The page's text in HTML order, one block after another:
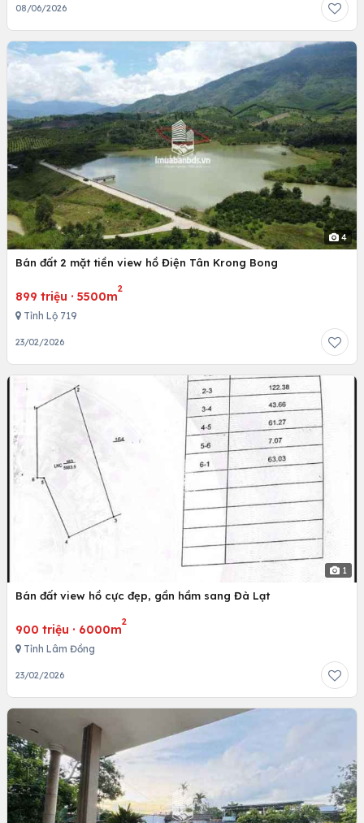
08/06/2026
4
Bán đất 2 mặt tiền view hồ Điện Tân Krong Bong
899 triệu · 5500m
2
Tỉnh Lộ 719
23/02/2026
1
Bán đất view hồ cực đẹp, gần hầm sang Đà Lạt
900 triệu · 6000m
2
Tỉnh Lâm Đồng
23/02/2026